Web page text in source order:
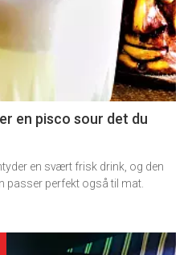
en pisco sour det du
en svært frisk drink, og den
passer perfekt også til mat.